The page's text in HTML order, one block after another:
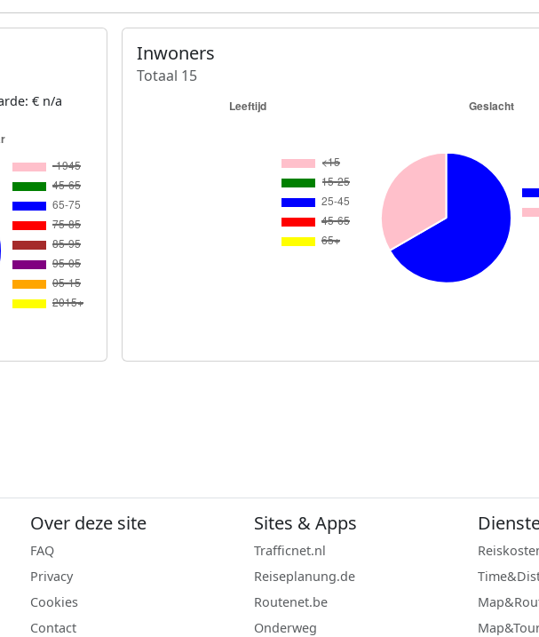
€ n/a
Inwoners
Totaal 15
Over deze site
FAQ
Privacy
Cookies
Contact
Sites & Apps
Trafficnet.nl
Reiseplanung.de
Routenet.be
Onderweg